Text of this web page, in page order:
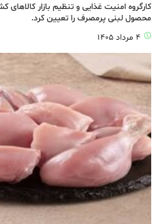
کارگروه امنیت غذایی و تنظیم بازار
محصول لبنی پرمصرف را تعیین کرد.
۴ مرداد ۱۴۰۵